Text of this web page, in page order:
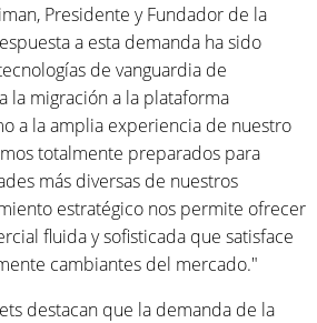
Presidente y Fundador de la
a esta demanda ha sido
de vanguardia de
la migración a la plataforma
a la amplia experiencia de nuestro
totalmente preparados para
más diversas de nuestros
estratégico nos permite ofrecer
fluida y sofisticada que satisface
cambiantes del mercado."
destacan que la demanda de la